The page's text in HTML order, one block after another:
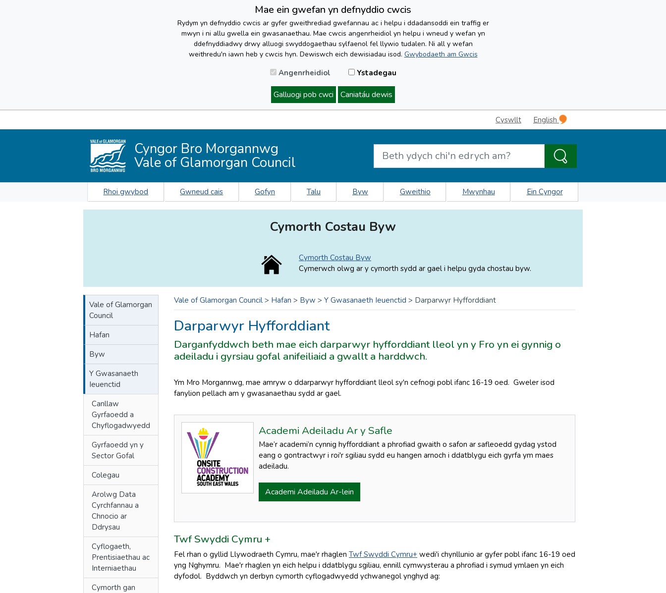
Mae ein gwefan yn defnyddio cwcis
Rydym yn defnyddio cwcis ar gyfer gweithrediad gwefannau ac i helpu i ddadansoddi ein traffig er
mwyn i ni allu gwella ein gwasanaethau. Mae cwcis angenrheidiol yn helpu i wneud y wefan yn
ddefnyddiadwy drwy alluogi swyddogaethau sylfaenol fel llywio tudalen. Ni all y wefan
weithredu'n iawn heb y cwcis hyn. Dewiswch eich dewisiadau isod. Gwybodaeth am Gwcis
Angenrheidiol Ystadegau
Galluogi pob cwci Caniatáu dewis
Cyswllt English
Cyngor Bro Morgannwg
Vale of Glamorgan Council
Rhoi gwybod Gwneud cais Gofyn Talu Byw Gweithio Mwynhau Ein Cyngor
Cymorth Costau Byw
Cymorth Costau Byw
Cymerwch olwg ar y cymorth sydd ar gael i helpu gyda chostau byw.
Vale of Glamorgan
Council
Hafan
Byw
Y Gwasanaeth
Ieuenctid
Canllaw
Gyrfaoedd a
Chyflogadwyedd
Gyrfaoedd yn y
Sector Gofal
Colegau
Arolwg Data
Cyrchfannau a
Chnocio ar
Ddrysau
Cyflogaeth,
Prentisiaethau ac
Interniaethau
Cymorth gan
Vale of Glamorgan Council > Hafan > Byw > Y Gwasanaeth Ieuenctid > Darparwyr Hyfforddiant
Darparwyr Hyfforddiant
Darganfyddwch beth mae eich darparwyr hyfforddiant lleol yn y Fro yn ei gynnig o
adeiladu i gyrsiau gofal anifeiliaid a gwallt a harddwch.
Ym Mro Morgannwg, mae amryw o ddarparwyr hyfforddiant lleol sy'n cefnogi pobl ifanc 16-19 oed. Gweler isod
fanylion pellach am y gwasanaethau sydd ar gael.
Academi Adeiladu Ar y Safle
Mae’r academi’n cynnig hyfforddiant a phrofiad gwaith o safon ar safleoedd gydag ystod
eang o gontractwyr i roi'r sgiliau sydd eu hangen arnoch i ddatblygu eich gyrfa ym maes
adeiladu.
Academi Adeiladu Ar-lein
Twf Swyddi Cymru +
Fel rhan o gyllid Llywodraeth Cymru, mae'r rhaglen Twf Swyddi Cymru+ wedi'i chynllunio ar gyfer pobl ifanc 16-19 oed
yng Nghymru. Mae'r rhaglen yn eich helpu i ddatblygu sgiliau, ennill cymwysterau a phrofiad i symud ymlaen yn eich
dyfodol. Byddwch yn derbyn cymorth cyflogadwyedd ychwanegol ynghyd ag: